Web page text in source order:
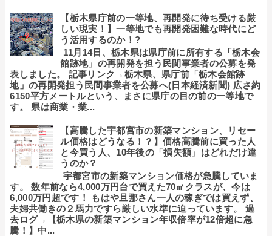
【栃木県庁前の一等地、再開発に待ち受ける厳
しい現実！】一等地でも再開発困難な時代にど
う活用するのか！?
11月14日、栃木県は県庁前に所有する「栃木会
館跡地」の再開発を担う民間事業者の公募を発
表しました。 記事リンク→栃木県、県庁前「栃木会館跡
地」の再開発担う民間事業者を公募へ(日本経済新聞) 広さ約
6150平方メートルという、まさに県庁の目の前の一等地で
す。 県は商業・業...
【高騰した宇都宮市の新築マンション、リセー
ル価格はどうなる！？】価格高騰前に買った人
と今買う人、10年後の「損失額」はどれだけ違
うのか？
宇都宮市の新築マンション価格が急騰していま
す。 数年前なら4,000万円台で買えた70㎡クラスが、今は
6,000万円超です！ もはや旦那さん一人の稼ぎでは買えず、
夫婦共働きの２馬力ですら厳しい水準に迫っています。 過
去ログ→【栃木県の新築マンション年収倍率が12倍超に急
騰！】中...